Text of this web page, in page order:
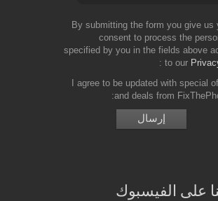
By submitting the form you give us
consent to process the
specified by you in the fields above
to our
I agree to be updated with special
and deals from
على الفيسبوك